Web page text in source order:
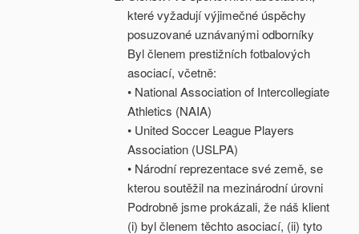
které vyžadují výjimečné úspěchy
posuzované uznávanými odborníky
Byl členem prestižních fotbalových
asociací, včetně:
• National Association of Intercollegiate
Athletics (NAIA)
• United Soccer League Players
Association (USLPA)
• Národní reprezentace své země, se
kterou soutěžil na mezinárodní úrovni
Podrobně jsme prokázali, že náš klient
(i) byl členem těchto asociací, (ii) tyto